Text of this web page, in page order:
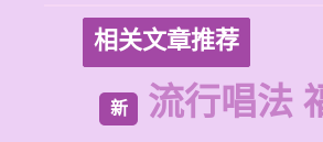
相关文章推荐
新 流行唱法